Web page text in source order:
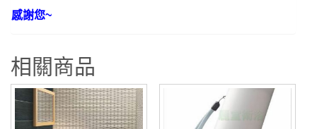
感謝您~
相關商品